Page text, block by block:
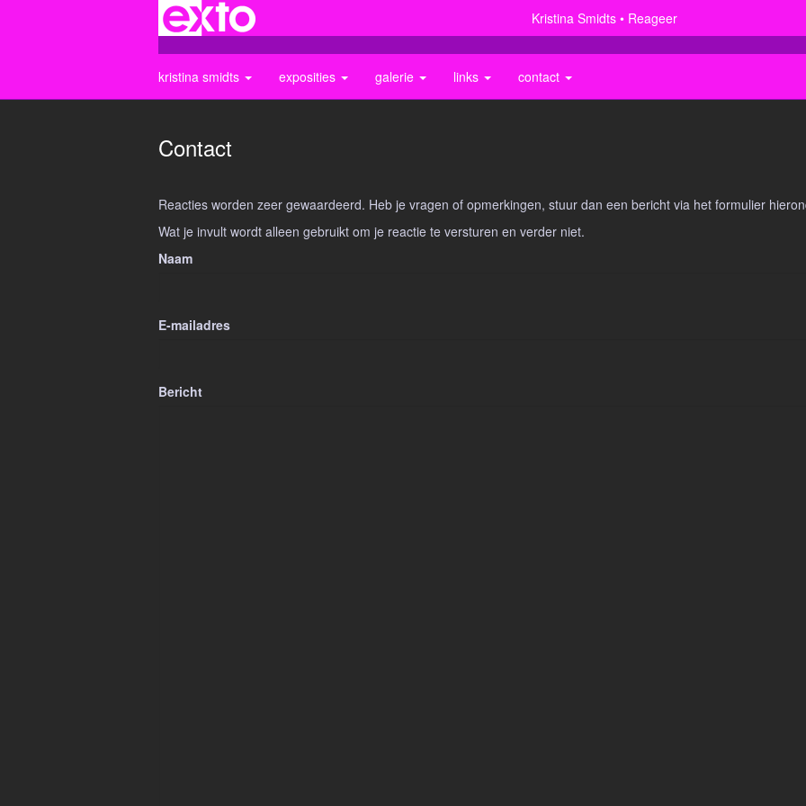
Kristina Smidts Reageer
kristina smidts exposities galerie links contact
Contact
Reacties worden zeer gewaardeerd. Heb je vragen of opmerkingen, stuur dan een bericht via het formulier
Wat je invult wordt alleen gebruikt om je reactie te versturen en verder niet.
Naam
E-mailadres
Bericht